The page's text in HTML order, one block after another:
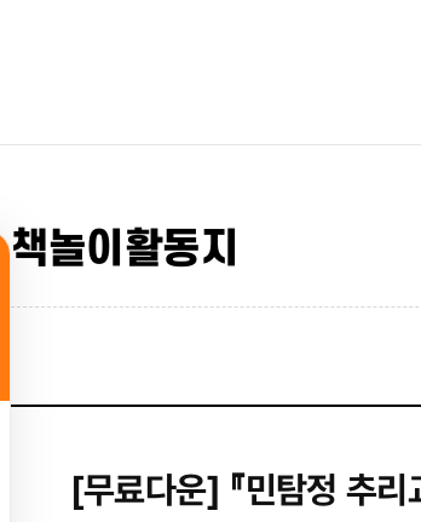
책놀이활동지
[무료다운] 『민탐정 추